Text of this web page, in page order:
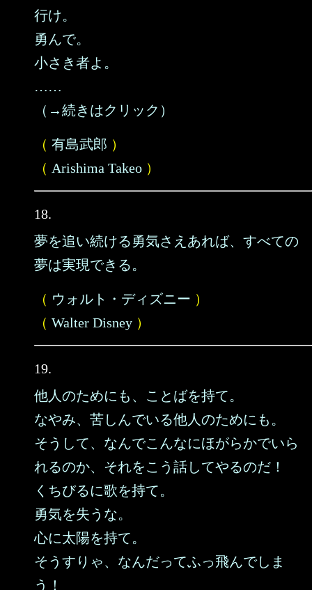
行け。
勇んで。
小さき者よ。
……
（→続きはクリック）
（ 有島武郎 ）
（ Arishima Takeo ）
18.
夢を追い続ける勇気さえあれば、すべての
夢は実現できる。
（ ウォルト・ディズニー ）
（ Walter Disney ）
19.
他人のためにも、ことばを持て。
なやみ、苦しんでいる他人のためにも。
そうして、なんでこんなにほがらかでいら
れるのか、それをこう話してやるのだ！
くちびるに歌を持て。
勇気を失うな。
心に太陽を持て。
そうすりゃ、なんだってふっ飛んでしま
う！